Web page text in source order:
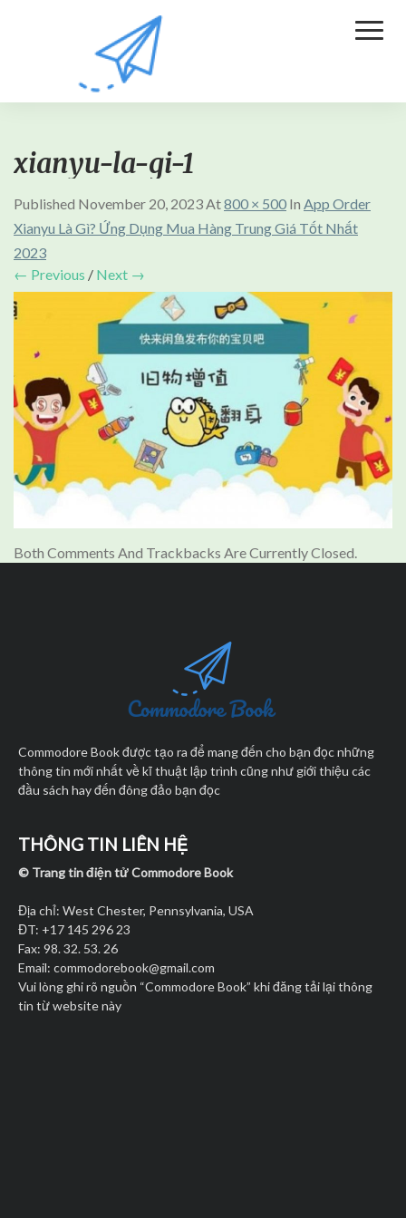
xianyu-la-gi-1
Published November 20, 2023At800 × 500 In App Order
Xianyu Là Gì? Ứng Dụng Mua Hàng Trung Giá Tốt Nhất
2023
← Previous / Next →
Both Comments And Trackbacks Are Currently Closed.
Commodore Book được tạo ra để mang đến cho bạn đọc những
thông tin mới nhất về kĩ thuật lập trình cũng như giới thiệu các
đầu sách hay đến đông đảo bạn đọc
THÔNG TIN LIÊN HỆ
© Trang tin điện tử Commodore Book
Địa chỉ: West Chester, Pennsylvania, USA
ĐT: +17 145 296 23
Fax: 98. 32. 53. 26
Email: commodorebook@gmail.com
Vui lòng ghi rõ nguồn “Commodore Book” khi đăng tải lại thông
tin từ website này